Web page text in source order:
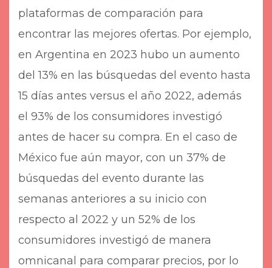
plataformas de comparación para
encontrar las mejores ofertas. Por ejemplo,
en Argentina en 2023 hubo un aumento
del 13% en las búsquedas del evento hasta
15 días antes versus el año 2022, además
el 93% de los consumidores investigó
antes de hacer su compra. En el caso de
México fue aún mayor, con un 37% de
búsquedas del evento durante las
semanas anteriores a su inicio con
respecto al 2022 y un 52% de los
consumidores investigó de manera
omnicanal para comparar precios, por lo